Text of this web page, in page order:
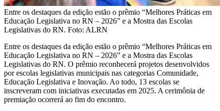
Entre os destaques da edição estão o prêmio “Melhores Práticas em
Educação Legislativa no RN – 2026” e a Mostra das Escolas
Legislativas do RN. Foto: ALRN
Entre os destaques da edição estão o prêmio “Melhores Práticas em
Educação Legislativa no RN – 2026” e a Mostra das Escolas
Legislativas do RN. O prêmio reconhecerá projetos desenvolvidos
por escolas legislativas municipais nas categorias Comunidade,
Educação Legislativa e Inovação. Ao todo, 13 escolas se
inscreveram com iniciativas executadas em 2025. A cerimônia de
premiação ocorrerá ao fim do encontro.